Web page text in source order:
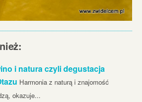
i natura czyli degustacja
Harmonia z naturą i znajomość
okazuje...